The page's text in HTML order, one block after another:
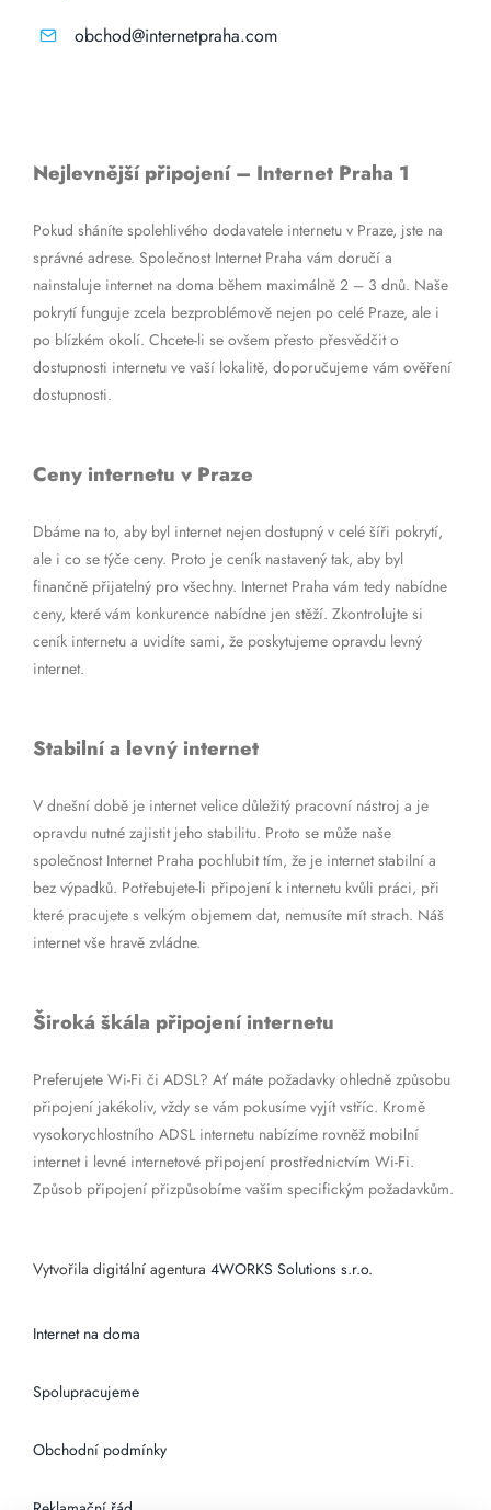
obchod@internetpraha.com
Nejlevnější připojení – Internet Praha 1
Pokud sháníte spolehlivého dodavatele internetu v Praze, jste na
správné adrese. Společnost Internet Praha vám doručí a
nainstaluje internet na doma během maximálně 2 – 3 dnů. Naše
pokrytí funguje zcela bezproblémově nejen po celé Praze, ale i
po blízkém okolí. Chcete-li se ovšem přesto přesvědčit o
dostupnosti internetu ve vaší lokalitě, doporučujeme vám ověření
dostupnosti.
Ceny internetu v Praze
Dbáme na to, aby byl internet nejen dostupný v celé šíři pokrytí,
ale i co se týče ceny. Proto je ceník nastavený tak, aby byl
finančně přijatelný pro všechny. Internet Praha vám tedy nabídne
ceny, které vám konkurence nabídne jen stěží. Zkontrolujte si
ceník internetu a uvidíte sami, že poskytujeme opravdu levný
internet.
Stabilní a levný internet
V dnešní době je internet velice důležitý pracovní nástroj a je
opravdu nutné zajistit jeho stabilitu. Proto se může naše
společnost Internet Praha pochlubit tím, že je internet stabilní a
bez výpadků. Potřebujete-li připojení k internetu kvůli práci, při
které pracujete s velkým objemem dat, nemusíte mít strach. Náš
internet vše hravě zvládne.
Široká škála připojení internetu
Preferujete Wi-Fi či ADSL? Ať máte požadavky ohledně způsobu
připojení jakékoliv, vždy se vám pokusíme vyjít vstříc. Kromě
vysokorychlostního ADSL internetu nabízíme rovněž mobilní
internet i levné internetové připojení prostřednictvím Wi-Fi.
Způsob připojení přizpůsobíme vašim specifickým požadavkům.
Vytvořila digitální agentura 4WORKS Solutions s.r.o.
Internet na doma
Spolupracujeme
Obchodní podmínky